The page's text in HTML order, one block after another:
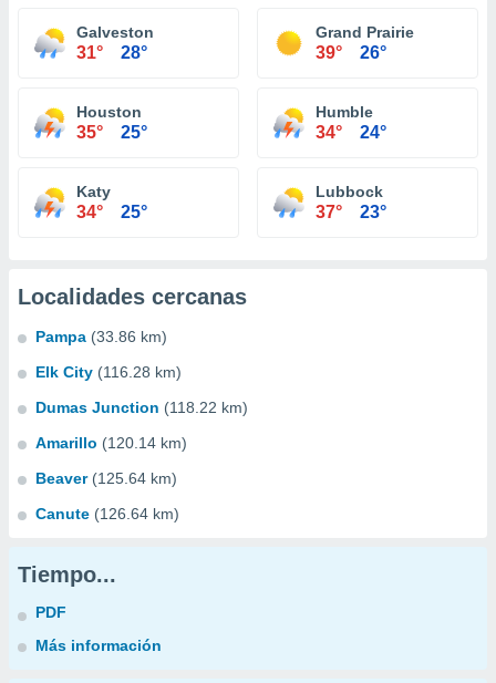
Galveston
31° 28°
Grand Prairie
39° 26°
Houston
35° 25°
Humble
34° 24°
Katy
34° 25°
Lubbock
37° 23°
Localidades cercanas
Pampa (33.86 km)
Elk City (116.28 km)
Dumas Junction (118.22 km)
Amarillo (120.14 km)
Beaver (125.64 km)
Canute (126.64 km)
Tiempo...
PDF
Más información